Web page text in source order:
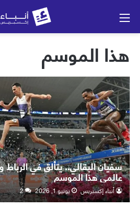
هذا الموسم
سفيان البقالي.. يتألق في
عالمي هذا الموسم
أنباء إكسبريس يونيو 1, 2026 2